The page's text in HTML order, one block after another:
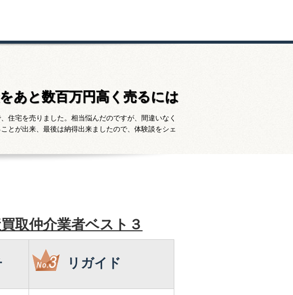
あと数百万円高く売るには
住宅を売りました。相当悩んだのですが、間違いなく
とが出来、最後は納得出来ましたので、体験談をシェ
取仲介業者ベスト３
リガイド